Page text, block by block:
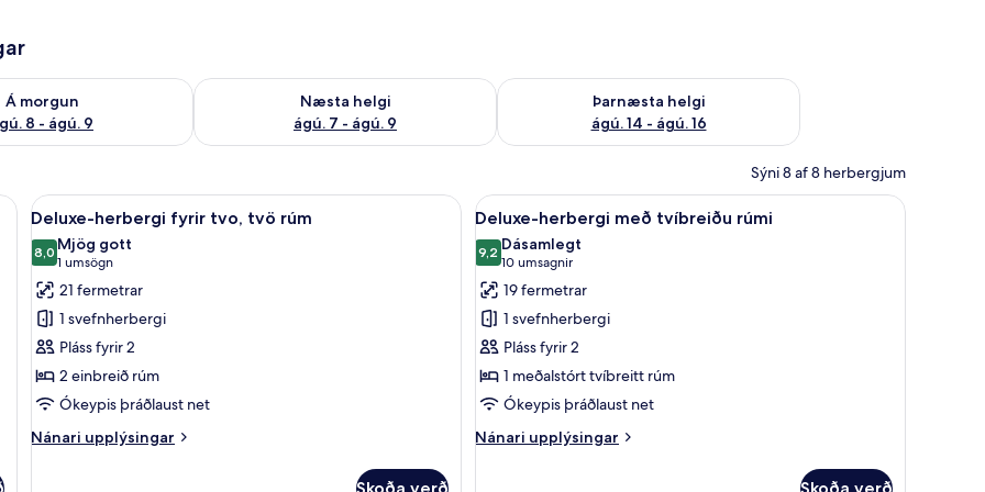
Á morgun
8 - ágú. 9
á morgun ágú. 8 - ágú. 9
Næsta helgi
ágú. 7 - ágú. 9
Athuga framboð næstu helgi ágú. 7 - ágú. 9
Þarnæsta helgi
ágú. 14 - ágú. 16
Athuga framboð þarnæstu helgi ágú. 14 - ágú. 16
Sýni 8 af 8 herbergjum
rúmi | Smáatriði í innanrými
Skoða
allar
myndir
fyrir
Deluxe-
herbergi
fyrir
tvo,
tvö
rúm
Deluxe-herbergi fyrir tvo, tvö rúm | Öryggishólf í herbergi, skrifborð, vinnuaðstaða fyrir fartölvur
8
Deluxe-herbergi fyrir tvo, tvö rúm
8,08,0 af 10
Mjög gott
1 umsögn
(1
umsögn)
21 fermetrar
1 svefnherbergi
Pláss fyrir 2
2 einbreið rúm
Ókeypis þráðlaust net
Nánari upplýsingar
Nánari
Skoða
allar
myndir
fyrir
Deluxe-
herbergi
með
tvíbreiðu
rúmi
Deluxe-herbergi með tvíbreiðu rúmi |
10
Deluxe-herbergi með tvíbreiðu rúmi
9,29,2 af 10
Dásamlegt
10 umsagnir
(10
umsagnir)
19 fermetrar
1 svefnherbergi
Pláss fyrir 2
1 meðalstórt tvíbreitt rúm
Ókeypis þráðlaust net
Nánari upplýsingar
Nánari